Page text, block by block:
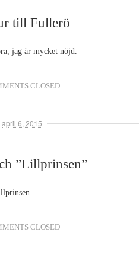
till Fullerö
jag är mycket nöjd.
CLOSED
april 6, 2015
”Lillprinsen”
CLOSED